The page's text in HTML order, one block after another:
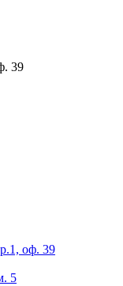
39
оф. 39
5